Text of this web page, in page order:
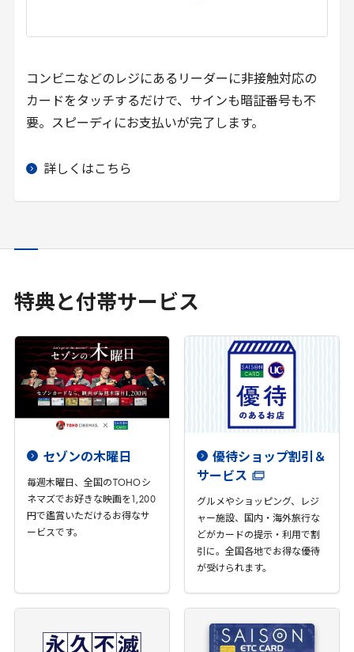
コンビニなどのレジにあるリーダーに非接触対応の
カードをタッチするだけで、サインも暗証番号も不
要。スピーディにお支払いが完了します。
詳しくはこちら
特典と付帯サービス
セゾンの木曜日
毎週木曜日、全国の TOHOシ
ネマズでお好きな映画を
,200
円で鑑賞いただけるお得なサ
ービスです。
優待ショップ割引＆
サービス
グルメやショッピング、レジ
ャー施設、国内・海外旅行な
どがカードの提示・利用で割
引に。全国各地でお得な優待
が受けられます。